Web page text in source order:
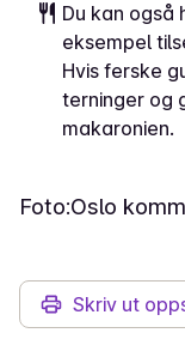
Du kan også
eksempel
Hvis ferske
terninger og
makaronien.
Foto:Oslo
Skriv ut